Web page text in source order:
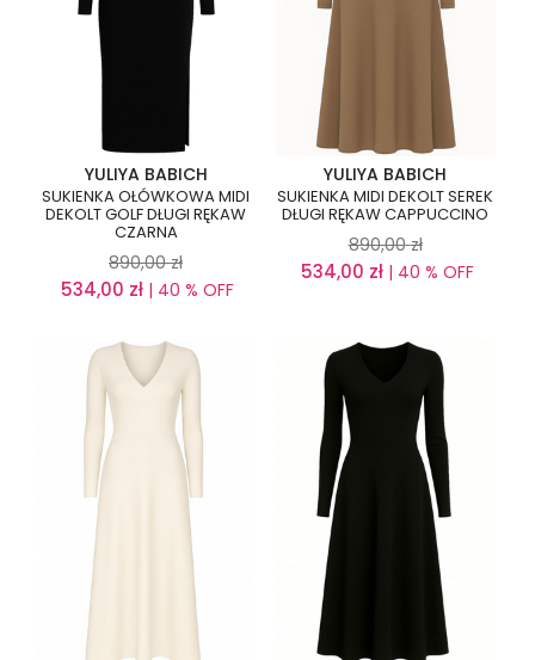
YULIYA BABICH
SUKIENKA OŁÓWKOWA MIDI
DEKOLT GOLF DŁUGI RĘKAW
CZARNA
890,00 zł
534,00 zł | 40 % OFF
YULIYA BABICH
SUKIENKA MIDI DEKOLT SEREK
DŁUGI RĘKAW CAPPUCCINO
890,00 zł
534,00 zł| 40 % OFF